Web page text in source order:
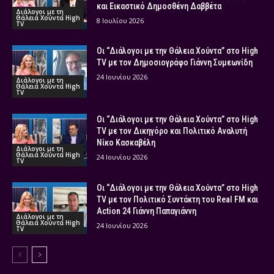
Διάλογοι με τη
Θάλεια Χούντα High
TV
και Εικαστικό Δημοσθένη Δαββέτα
8 Ιουλίου 2026
Διάλογοι με τη
Θάλεια Χούντα High
TV
Οι “Διάλογοι με την Θάλεια Χούντα” στο High
TV με τον Δημοσιογράφο Γιάννη Συμεωνίδη
24 Ιουνίου 2026
Διάλογοι με τη
Θάλεια Χούντα High
TV
Οι “Διάλογοι με την Θάλεια Χούντα” στο High
TV με τον Δικηγόρο και Πολιτικό Αναλυτή
Νίκο Κασκαβέλη
24 Ιουνίου 2026
Διάλογοι με τη
Θάλεια Χούντα High
TV
Οι “Διάλογοι με την Θάλεια Χούντα” στο High
TV με τον Πολιτικό Συντάκτη του Real FM και
Action 24 Γιάννη Παπαγιάννη
24 Ιουνίου 2026